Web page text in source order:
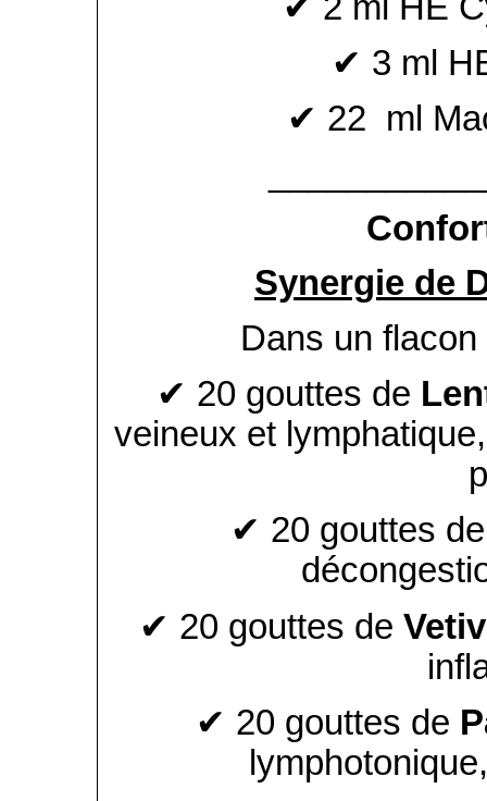
✔ 3 ml
✔ 22 ml
Synergie de
Dans un
✔ 20 gouttes de
veineux et
✔ 20 gouttes de
✔ 20 gouttes de
✔ 20 gouttes de